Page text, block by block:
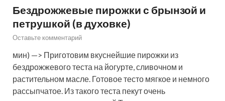
Бездрожжевые пирожки с брынзой и
петрушкой (в духовке)
Оставьте комментарий
мин) —> Приготовим вкуснейшие пирожки из
бездрожжевого теста на йогурте, сливочном и
растительном масле. Готовое тесто мягкое и немного
рассыпчатое. Из такого теста пекут очень